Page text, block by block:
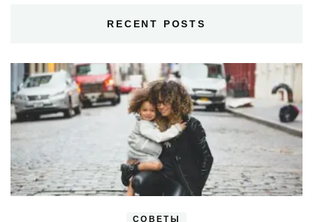
RECENT POSTS
СОВЕТЫ